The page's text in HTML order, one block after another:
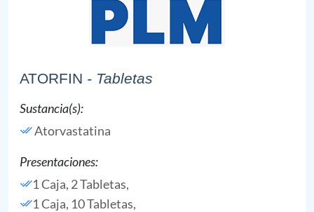
ATORFIN - Tabletas
Sustancia(s):
Atorvastatina
Presentaciones:
1 Caja, 2 Tabletas,
1 Caja, 10 Tabletas,